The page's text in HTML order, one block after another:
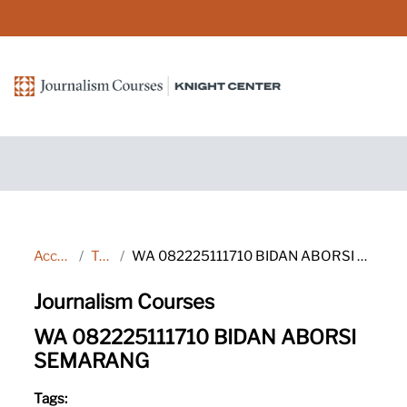
Accueil Tags WA 082225111710 BIDAN ABORSI SEMARANG
Journalism Courses
WA 082225111710 BIDAN ABORSI
SEMARANG
Tags: